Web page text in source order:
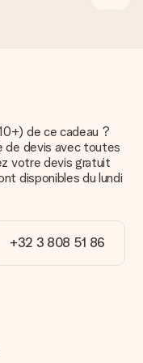
?
suivantes : Paypal,
Comptez un délai de
de votre cadeau en
pas tout à
ne vous plaise pas.
service client qui
?
de ce cadeau ?
de devis avec toutes
votre devis gratuit
disponibles du lundi
+32 3 808 51 86